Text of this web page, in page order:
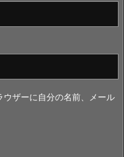
ザーに自分の名前、メール